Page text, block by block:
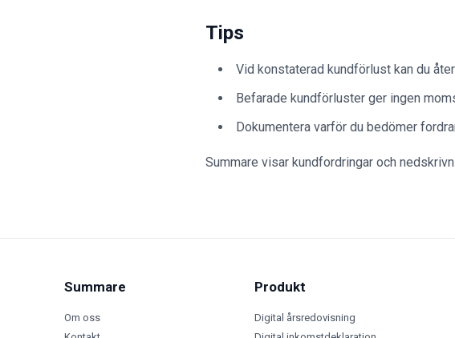
Tips
Vid konstaterad kundförlust kan du
Befarade kundförluster ger ingen
Dokumentera varför du bedömer
Summare visar kundfordringar och
Summare
Om oss
Produkt
Digital årsredovisning